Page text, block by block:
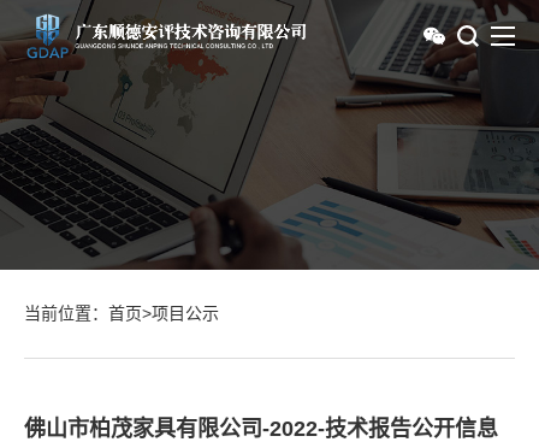
当前位置： 首页>项目公示
佛山市柏茂家具有限公司-2022-技术报告公开信息